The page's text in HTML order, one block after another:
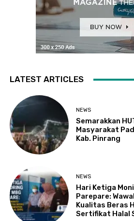
LATEST ARTICLES
NEWS
Semarakkan
Masyarakat
Kab. Pinrang
NEWS
Hari Ketiga
Parepare:
Kualitas Beras
Sertifikat Halal